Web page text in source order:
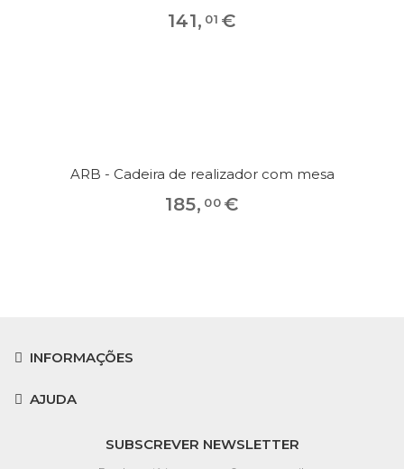
141, 01 €
ARB - Cadeira de realizador com mesa
185, 00 €
INFORMAÇÕES
AJUDA
SUBSCREVER NEWSLETTER